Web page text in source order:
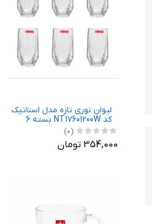
لیوان نوری تازه مدل استاتيک
کد NT17601200W بسته 6
عددی
(0)
354,000 تومان